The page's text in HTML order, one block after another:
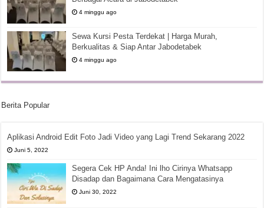
4 minggu ago
Sewa Kursi Pesta Terdekat | Harga Murah,
Berkualitas & Siap Antar Jabodetabek
4 minggu ago
Berita Popular
Aplikasi Android Edit Foto Jadi Video yang Lagi Trend Sekarang 2022
Juni 5, 2022
Segera Cek HP Anda! Ini lho Cirinya Whatsapp
Disadap dan Bagaimana Cara Mengatasinya
Juni 30, 2022